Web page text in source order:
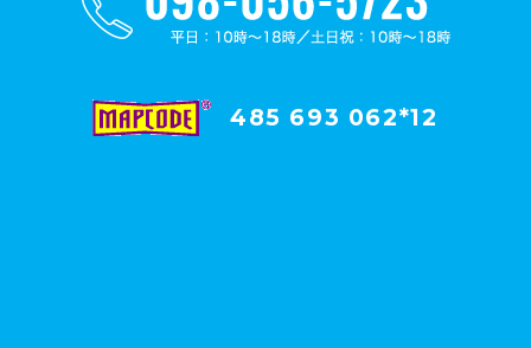
485 693 062*12